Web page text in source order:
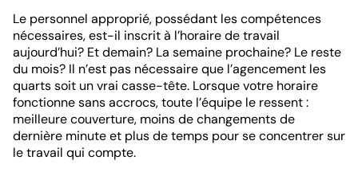
Le personnel approprié, possédant les compétences
nécessaires, est-il inscrit à l’horaire de travail
aujourd’hui? Et demain? La semaine prochaine? Le reste
du mois? Il n’est pas nécessaire que l’agencement les
quarts soit un vrai casse-tête. Lorsque votre horaire
fonctionne sans accrocs, toute l’équipe le ressent :
meilleure couverture, moins de changements de
dernière minute et plus de temps pour se concentrer sur
le travail qui compte.